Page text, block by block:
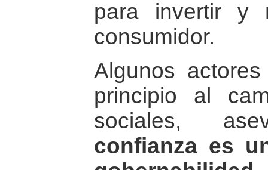
para invertir y
consumidor.
Algunos
principio al
sociales,
confianza es